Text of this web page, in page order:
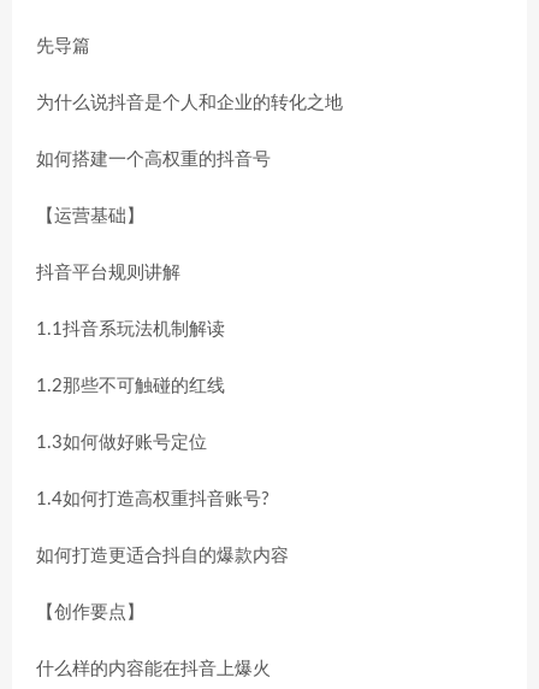
先导篇
为什么说抖音是个人和企业的转化之地
如何搭建一个高权重的抖音号
【运营基础】
抖音平台规则讲解
1.1抖音系玩法机制解读
1.2那些不可触碰的红线
1.3如何做好账号定位
1.4如何打造高权重抖音账号?
如何打造更适合抖自的爆款内容
【创作要点】
什么样的内容能在抖音上爆火